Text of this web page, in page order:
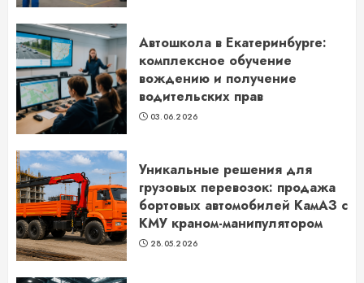
Автошкола в Екатеринбурге:
комплексное обучение
вождению и получение
водительских прав
03.06.2026
Уникальные решения для
грузовых перевозок: продажа
бортовых автомобилей КамАЗ с
КМУ краном-манипулятором
28.05.2026